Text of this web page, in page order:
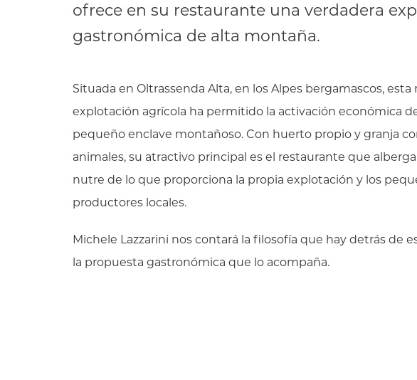
ofrece en su restaurante una verdadera
gastronómica de alta montaña.
Situada en Oltrassenda Alta, en los Alpes bergamascos, esta
explotación agrícola ha permitido la activación económica
pequeño enclave montañoso. Con huerto propio y granja
animales, su atractivo principal es el restaurante que
nutre de lo que proporciona la propia explotación y los
productores locales.
Michele Lazzarini nos contará la filosofía que hay detrás de
la propuesta gastronómica que lo acompaña.